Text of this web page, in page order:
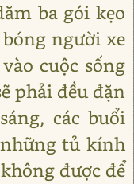
ba gói kẹo
người xe
cuộc sống
phải đều đặn
các buổi
tủ kính
được để